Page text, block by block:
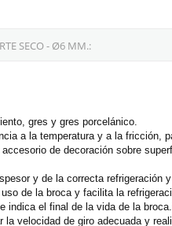
SECO - Ø6 MM.:
gres y gres porcelánico.
a la temperatura y a la fricción,
de decoración sobre
y de la correcta refrigeración
de la broca y facilita la
indica el final de la vida de la
velocidad de giro adecuada y